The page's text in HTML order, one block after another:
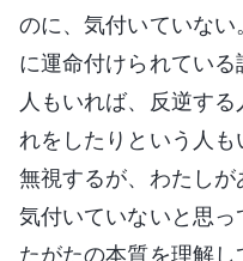
のに、気付いていない
に運命付けられてい
人もいれば、反逆す
れをしたりという人
無視するが、わたし
気付いていないと思
たがたの本質を理解